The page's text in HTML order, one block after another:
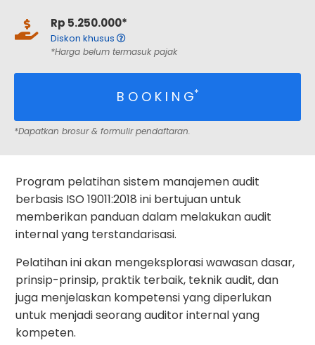
Rp 5.250.000*
Diskon khusus
*Harga belum termasuk pajak
B O O K I N G*
*Dapatkan brosur & formulir pendaftaran.
Program pelatihan sistem manajemen audit
berbasis ISO 19011:2018 ini bertujuan untuk
memberikan panduan dalam melakukan audit
internal yang terstandarisasi.
Pelatihan ini akan mengeksplorasi wawasan dasar,
prinsip-prinsip, praktik terbaik, teknik audit, dan
juga menjelaskan kompetensi yang diperlukan
untuk menjadi seorang auditor internal yang
kompeten.